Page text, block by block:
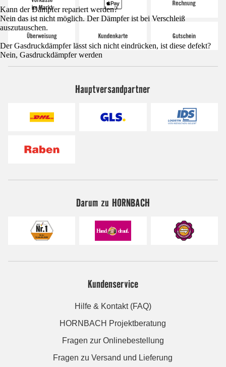
Kann der Dämpfer repariert werden?
Nein das ist nicht möglich. Der Dämpfer ist bei Verschleiß
auszutauschen.
Der Gasdruckdämpfer lässt sich nicht eindrücken, ist diese defekt?
Nein, Gasdruckdämpfer werden
Hauptversandpartner
Darum zu HORNBACH
Kundenservice
Hilfe & Kontakt (FAQ)
HORNBACH Projektberatung
Fragen zur Onlinebestellung
Fragen zu Versand und Lieferung